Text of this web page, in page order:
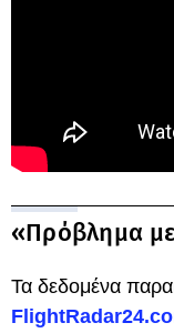
«Πρόβλημα
Τα δεδομένα